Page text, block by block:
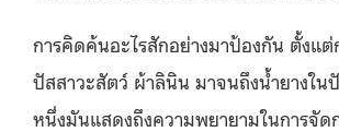
การคิดค้นอะไรสักอย่างมาป้องกัน ตั้งแต่
ปัสสาวะสัตว์ ผ้าลินิน มาจนถึงน้ำยางใน
หนึ่งมันแสดงถึงความพยายามในการจั